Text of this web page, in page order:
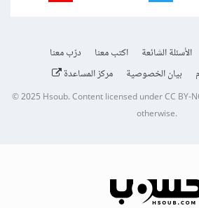
الأسئلة الشائعة اكتب معنا
درّب معنا
بيان الخصوصية مركز المساعدة
© 2025Hsoub.Content licensed underCC BY-
otherwise.